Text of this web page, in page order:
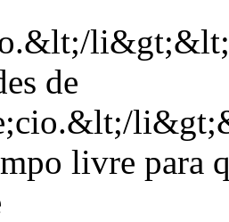
de
livre para